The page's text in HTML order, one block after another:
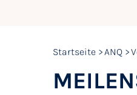
Startseite ANQ